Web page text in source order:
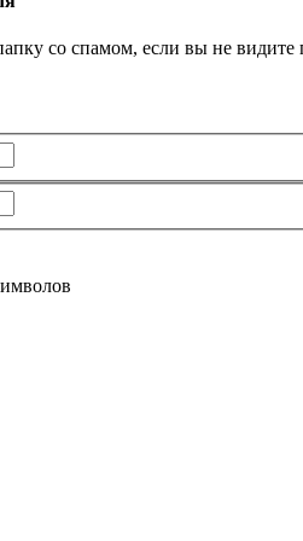
со спамом, если вы не видите